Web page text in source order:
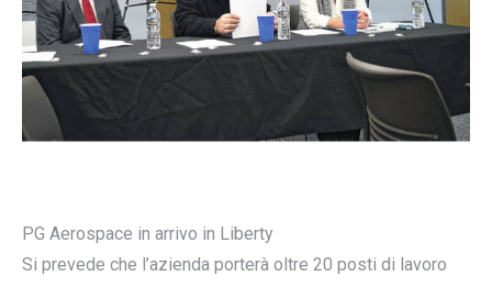
PG Aerospace in arrivo in Liberty
Si prevede che l’azienda porterà oltre 20 posti di lavoro